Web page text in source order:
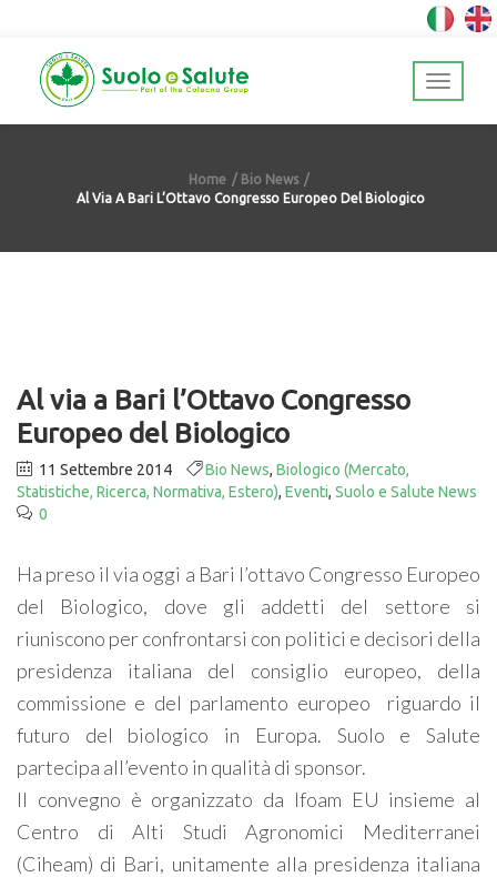
Home
Bio News
Al Via A Bari L’Ottavo Congresso Europeo Del Biologico
Al via a Bari l’Ottavo Congresso
Europeo del Biologico
11 Settembre 2014 Bio News, Biologico (Mercato,
Statistiche, Ricerca, Normativa, Estero), Eventi, Suolo e Salute News
0
Ha preso il via oggi a Bari l’ottavo Congresso Europeo
del Biologico, dove gli addetti del settore si
riuniscono per confrontarsi con politici e decisori della
presidenza italiana del consiglio europeo, della
commissione e del parlamento europeo riguardo il
futuro del biologico in Europa. Suolo e Salute
partecipa all’evento in qualità di sponsor.
Il convegno è organizzato da Ifoam EU insieme al
Centro di Alti Studi Agronomici Mediterranei
(Ciheam) di Bari, unitamente alla presidenza italiana